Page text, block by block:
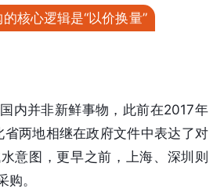
核心逻辑是“以价换量”
内并非新鲜事物，此前在2017年
两地相继在政府文件中表达了对
意图，更早之前，上海、深圳则
购。